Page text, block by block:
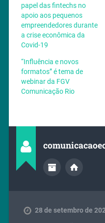
papel das fintechs no
apoio aos pequenos
empreendedores durante
a crise econômica da
Covid-19
“Influência e novos
formatos” é tema de
webinar da FGV
Comunicação Rio
28 de setembro de